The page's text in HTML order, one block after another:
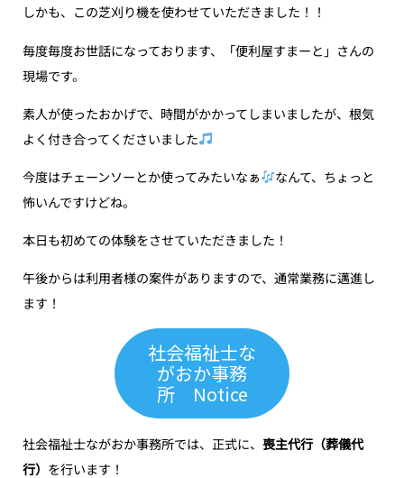
しかも、この芝刈り機を使わせていただきました！！
毎度毎度お世話になっております、「便利屋すまーと」さんの
現場です。
素人が使ったおかげで、時間がかかってしまいましたが、根気
よく付き合ってくださいました
今度はチェーンソーとか使ってみたいなぁ なんて、ちょっと
怖いんですけどね。
本日も初めての体験をさせていただきました！
午後からは利用者様の案件がありますので、通常業務に邁進し
ます！
社会福祉士な
がおか事務
所 Notice
社会福祉士ながおか事務所では、正式に、喪主代行（葬儀代
行） を行います！